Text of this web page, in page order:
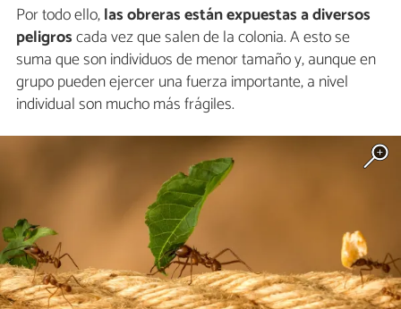
Por todo ello,las obreras están expuestas a diversos
peligroscada vez que salen de la colonia. A esto se
suma que son individuos de menor tamaño y, aunque en
grupo pueden ejercer una fuerza importante, a nivel
individual son mucho más frágiles.